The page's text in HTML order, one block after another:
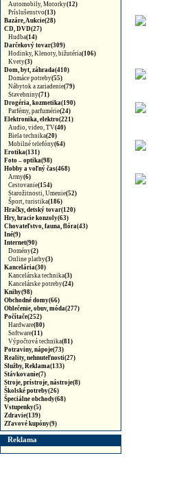
Automobily, Motorky(12)
Príslušenstvo(13)
Bazáre, Aukcie(28)
CD, DVD(27)
Hudba(14)
Darčekový tovar(309)
Hodinky, Klenoty, bižutéria(106)
Kvety(3)
Dom, byt, záhrada(410)
Domáce potreby(55)
Nábytok a zariadenie(79)
Stavebniny(71)
Drogéria, kozmetika(190)
Parfémy, parfumérie(24)
Elektronika, elektro(221)
Audio, video, TV(40)
Biela technika(20)
Mobilné telefóny(64)
Erotika(131)
Foto – optika(98)
Hobby a voľný čas(468)
Army(6)
Cestovanie(154)
Starožitnosti, Umenie(52)
Šport, turistika(186)
Hračky, detský tovar(120)
Hry, hracie konzoly(63)
Chovateľstvo, fauna, flóra(43)
Iné(9)
Internet(90)
Domény(2)
Online platby(3)
Kancelária(30)
Kancelárska technika(3)
Kancelárske potreby(24)
Knihy(98)
Obchodné domy(66)
Oblečenie, obuv, móda(277)
Počítače(252)
Hardware(80)
Software(11)
Výpočtová technika(81)
Potraviny, nápoje(73)
Reality, nehnuteľnosti(27)
Služby, Reklama(133)
Stávkovanie(7)
Stroje, prístroje, nástroje(8)
Školské potreby(26)
Špeciálne obchody(68)
Vstupenky(5)
Zdravie(139)
Zľavové kupóny(9)
Reklama